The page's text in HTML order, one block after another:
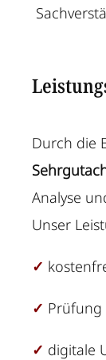
Durch die
Analyse
Unser
✓
✓ Prüfung
✓ digitale